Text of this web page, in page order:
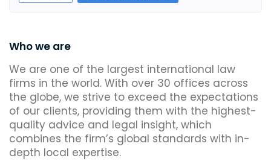
Who we are
We are one of the largest international law
firms in the world. With over 30 offices across
the globe, we strive to exceed the expectations
of our clients, providing them with the highest-
quality advice and legal insight, which
combines the firm’s global standards with in-
depth local expertise.